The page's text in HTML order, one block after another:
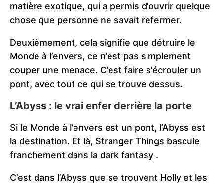
matière exotique, qui a permis d’ouvrir quelque
chose que personne ne savait refermer.
Deuxièmement, cela signifie que détruire le
Monde à l’envers, ce n’est pas simplement
couper une menace. C’est faire s’écrouler un
pont, avec tout ce qui se trouve dessus.
L’Abyss : le vrai enfer derrière la porte
Si le Monde à l’envers est un pont, l’Abyss est
la destination. Et là, Stranger Things bascule
franchement dans la dark fantasy .
C’est dans l’Abyss que se trouvent Holly et les